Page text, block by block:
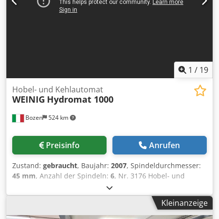
1 / 19
Bozen 524 km
Hobel- und Kehlautomat
WEINIG Hydromat 1000
Preisinfo Anrufen
Zustand: gebraucht, Baujahr: 2007, Spindeldurchmesser:
45 mm, Anzahl der Spindeln: 6, Nr. 3176 Hobel- und
Kehlautomat WEINIG Hydromat 1000 Gebraucht, Baujahr
2007, Maschine bereits demontiert 6 Spindeln: unten-
rechts-links-oben-oben-unten Elektronischer Vorschub 6 -
60 m/min Arbeitsbreite 80 - 150 mm Arbeitshöhe 23 - 65
Kleinanzeige